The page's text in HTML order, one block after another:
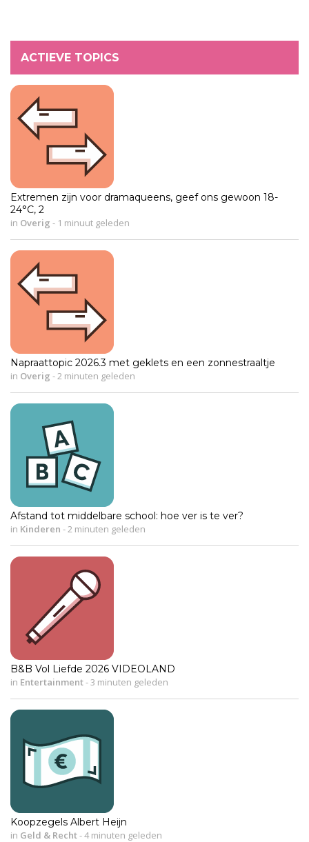
ACTIEVE TOPICS
Extremen zijn voor dramaqueens, geef ons gewoon 18-
24°C, 2
in Overig - 1 minuut geleden
Napraattopic 2026.3 met geklets en een zonnestraaltje
in Overig -2 minuten geleden
Afstand tot middelbare school: hoe ver is te ver?
in Kinderen -2 minuten geleden
B&B Vol Liefde 2026 VIDEOLAND
in Entertainment-3 minuten geleden
Koopzegels Albert Heijn
in Geld & Recht-4 minuten geleden